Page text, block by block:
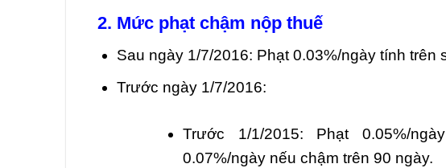
2. Mức phạt chậm nộp thuế
Sau ngày 1/7/2016: Phạt 0.03%/ngày tính trên
Trước ngày 1/7/2016:
Trước 1/1/2015: Phạt 0.05%/
0.07%/ngày nếu chậm trên 90 ngày.